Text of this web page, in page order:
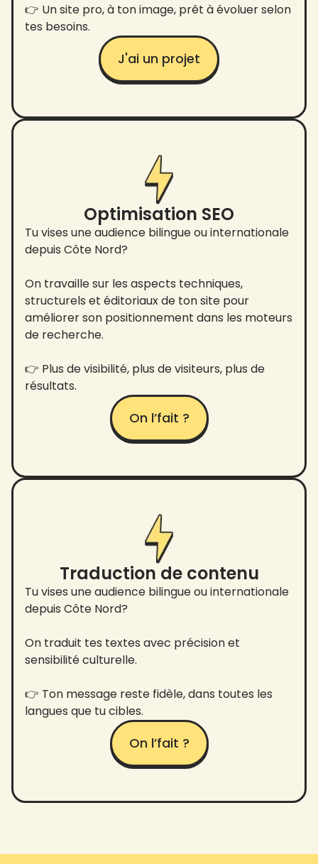
👉 Un site pro, à ton image, prêt à évoluer selon
tes besoins.
J'ai un projet
Optimisation SEO
Tu vises une audience bilingue ou internationale
depuis Côte Nord?
On travaille sur les aspects techniques,
structurels et éditoriaux de ton site pour
améliorer son positionnement dans les moteurs
de recherche.
👉 Plus de visibilité, plus de visiteurs, plus de
résultats.
On l’fait ?
Traduction de contenu
Tu vises une audience bilingue ou internationale
depuis Côte Nord?
On traduit tes textes avec précision et
sensibilité culturelle.
👉 Ton message reste fidèle, dans toutes les
langues que tu cibles.
On l’fait ?